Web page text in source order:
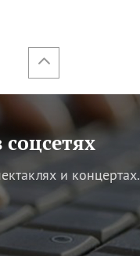
и концертах.